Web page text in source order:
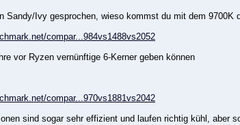
Sandy/Ivy gesprochen, wieso kommst du mit dem 9700K
compar...984vs1488vs2052
vor Ryzen vernünftige 6-Kerner geben können
compar...970vs1881vs2042
sind sogar sehr effizient und laufen richtig kühl, aber